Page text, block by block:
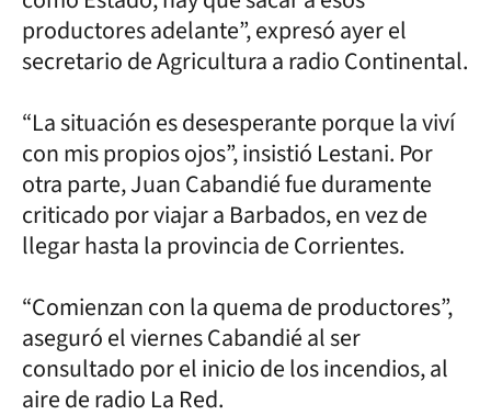
productores adelante”, expresó ayer el
secretario de Agricultura a radio Continental.
“La situación es desesperante porque la viví
con mis propios ojos”, insistió Lestani. Por
otra parte, Juan Cabandié fue duramente
criticado por viajar a Barbados, en vez de
llegar hasta la provincia de Corrientes.
“Comienzan con la quema de productores”,
aseguró el viernes Cabandié al ser
consultado por el inicio de los incendios, al
aire de radio La Red.